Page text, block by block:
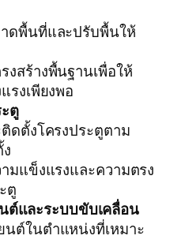
ดพื้นที่และปรับพื้นให้
งสร้างพื้นฐานเพื่อให้
รงเพียงพอ
ตู
ดตั้งโครงประตูตาม
มแข็งแรงและความตรง
ตู
ต์และระบบขับเคลื่อน
นต์ในตำแหน่งที่เหมาะ